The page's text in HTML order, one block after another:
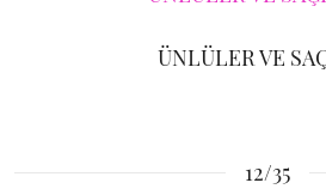
ÜNLÜLER VE
12/35